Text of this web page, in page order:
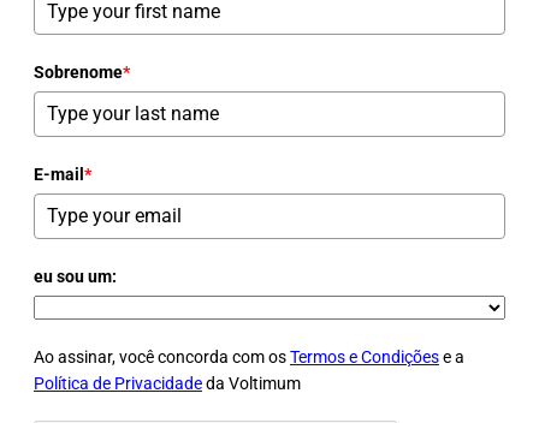
Sobrenome*
E-mail *
eu sou um:
Ao assinar, você concorda com osTermos e Condiçõese a
Política de Privacidadeda Voltimum